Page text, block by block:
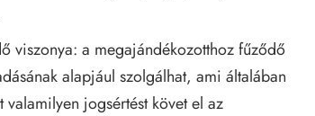
viszonya: a megajándékozotthoz fűződő
alapjául szolgálhat, ami általában
jogsértést követ el az